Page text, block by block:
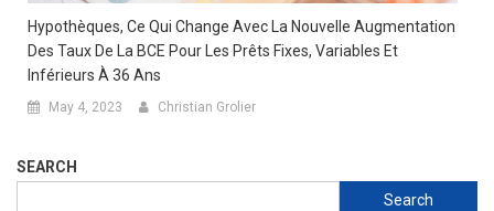
Hypothèques, Ce Qui Change Avec La Nouvelle Augmentation
Des Taux De La BCE Pour Les Prêts Fixes, Variables Et
Inférieurs À 36 Ans
May 4, 2023 Christian Grolier
SEARCH
Search